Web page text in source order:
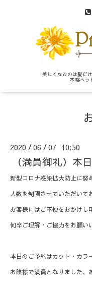
美しくなるのは髪だ
本格ヘッ
2020 /06 /07 10:50
（満員御礼）本
新型コロナ感染拡大防止に努
人数を制限させていただいて
お客様にはご不便をおかけし
何卒ご理解・ご協力をお願い
本日のご予約はカット・カラ
お陰様で満員となりました、